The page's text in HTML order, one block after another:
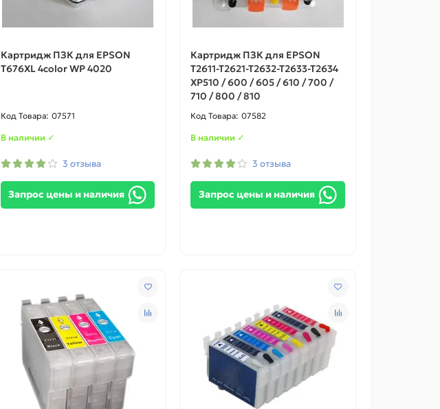
Картридж ПЗК для EPSON
T676XL 4color WP 4020
07571
В наличии ✓
3 отзыва
Запрос цены и наличия
Картридж ПЗК для EPSON
T2611-T2621-T2632-T2633-T2634
XP510 / 600 / 605 / 610 / 700 /
710 / 800 / 810
07582
В наличии ✓
3 отзыва
Запрос цены и наличия